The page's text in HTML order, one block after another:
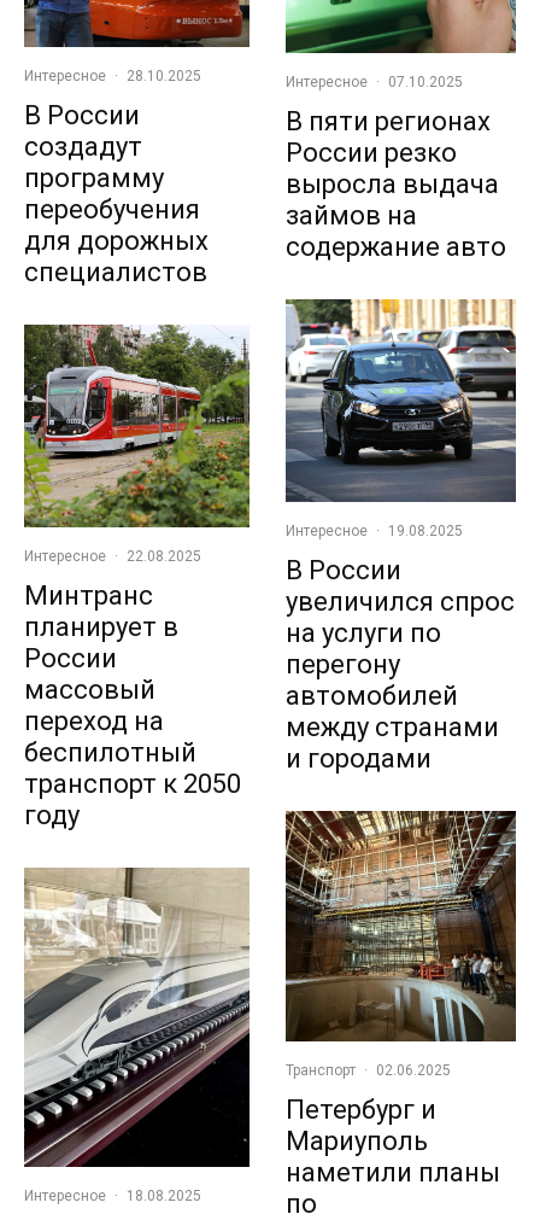
Интересное · 28.10.2025
В России
создадут
программу
переобучения
для дорожных
специалистов
Интересное · 22.08.2025
Минтранс
планирует в
России
массовый
переход на
беспилотный
транспорт к 2050
году
Интересное · 18.08.2025
Интересное · 07.10.2025
В пяти регионах
России резко
выросла выдача
займов на
содержание авто
Интересное · 19.08.2025
В России
увеличился спрос
на услуги по
перегону
автомобилей
между странами
и городами
Транспорт · 02.06.2025
Петербург и
Мариуполь
наметили планы
по